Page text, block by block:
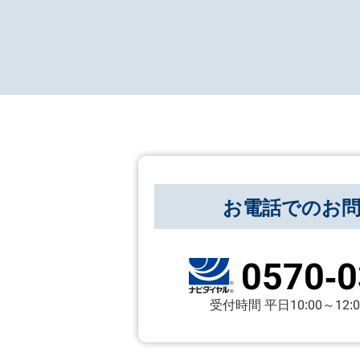
お電話でのお
0570-
受付時間 平日10:00～